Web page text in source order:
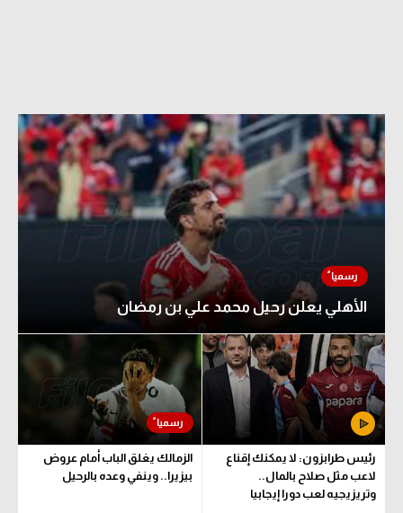
الأهلي يعلن رحيل محمد علي بن رمضان
رئيس طرابزون: لا يمكنك إقناع
لاعب مثل صلاح بالمال..
وتريزيجيه لعب دورا إيجابيا
الزمالك يغلق الباب أمام عروض
بيزيرا.. وينفي وعده بالرحيل